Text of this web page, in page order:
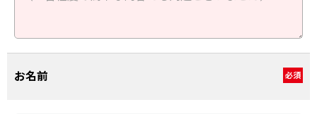
お名前 必須